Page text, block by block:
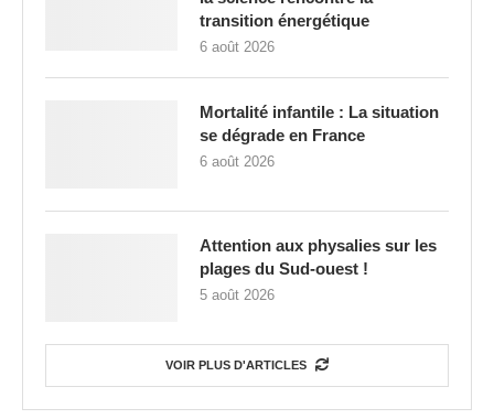
transition énergétique
6 août 2026
Mortalité infantile : La situation
se dégrade en France
6 août 2026
Attention aux physalies sur les
plages du Sud-ouest !
5 août 2026
VOIR PLUS D'ARTICLES